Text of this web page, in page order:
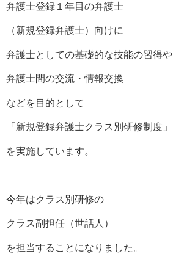
弁護士登録１年目の弁護士
（新規登録弁護士）向けに
弁護士としての基礎的な技能の習得や
弁護士間の交流・情報交換
などを目的として
「新規登録弁護士クラス別研修制度」
を実施しています。
今年はクラス別研修の
クラス副担任（世話人）
を担当することになりました。